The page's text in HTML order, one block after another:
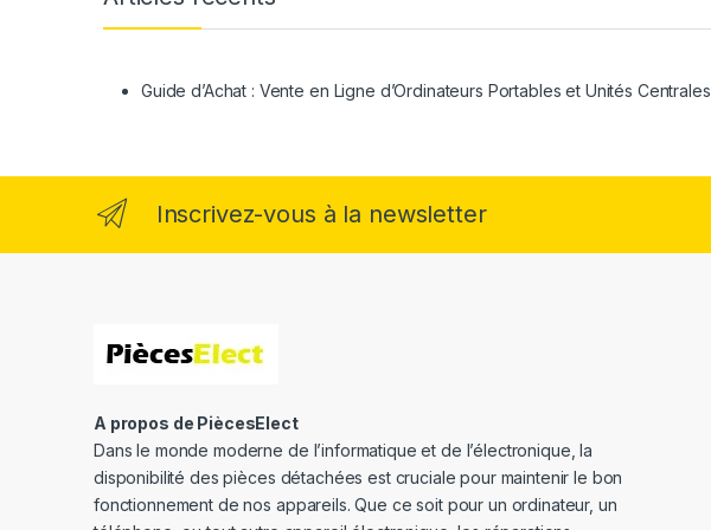
Guide d’Achat : Vente en Ligne d’Ordinateurs Portables et Unités Centrales
Inscrivez-vous à la newsletter
A propos de PiècesElect
Dans le monde moderne de l’informatique et de l’électronique, la
disponibilité des pièces détachées est cruciale pour maintenir le bon
fonctionnement de nos appareils. Que ce soit pour un ordinateur, un